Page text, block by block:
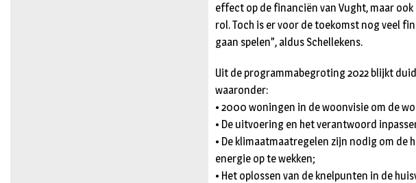
effect op de financiën van Vught, maar
rol. Toch is er voor de toekomst nog veel
gaan spelen”, aldus Schellekens.
Uit de programmabegroting 2022 blijkt
waaronder:
• 2000 woningen in de woonvisie om de
• De uitvoering en het verantwoord
• De klimaatmaatregelen zijn nodig om de
energie op te wekken;
• Het oplossen van de knelpunten in de